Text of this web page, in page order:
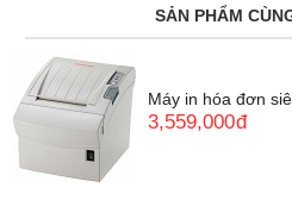
SẢN PHẨM
Máy in hóa đơn
3,559,000đ